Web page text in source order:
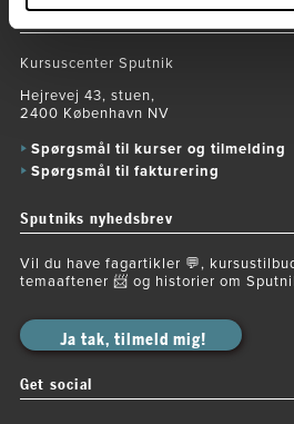
Kursuscenter Sputnik
Hejrevej 43, stuen,
2400 København NV
Spørgsmål til kurser og tilmelding
Spørgsmål til fakturering
Sputniks nyhedsbrev
Vil du have fagartikler 💬,
temaaftener 📨 og historier om
Ja tak, tilmeld mig!
Get social